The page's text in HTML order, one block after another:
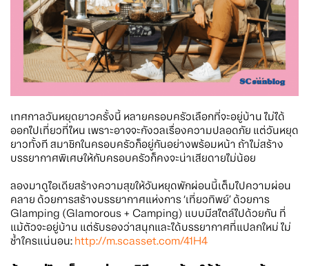
เทศกาลวันหยุดยาวครั้งนี้ หลายครอบครัวเลือกที่จะอยู่บ้าน ไม่ได้
ออกไปเที่ยวที่ไหน เพราะอาจจะกังวลเรื่องความปลอดภัย แต่วันหยุด
ยาวทั้งที สมาชิกในครอบครัวก็อยู่กันอย่างพร้อมหน้า ถ้าไม่สร้าง
บรรยากาศพิเศษให้กับครอบครัวก็คงจะน่าเสียดายไม่น้อย
ลองมาดูไอเดียสร้างความสุขให้วันหยุดพักผ่อนนี้เต็มไปความผ่อน
คลาย ด้วยการสร้างบรรยากาศแห่งการ ‘เที่ยวทิพย์’ ด้วยการ
Glamping (Glamorous + Camping) แบบมีสไตล์ไปด้วยกัน ที่
แม้ตัวจะอยู่บ้าน แต่รับรองว่าสนุกและได้บรรยากาศที่แปลกใหม่ ไม่
ซ้ำใครแน่นอน: http://m.scasset.com/41H4